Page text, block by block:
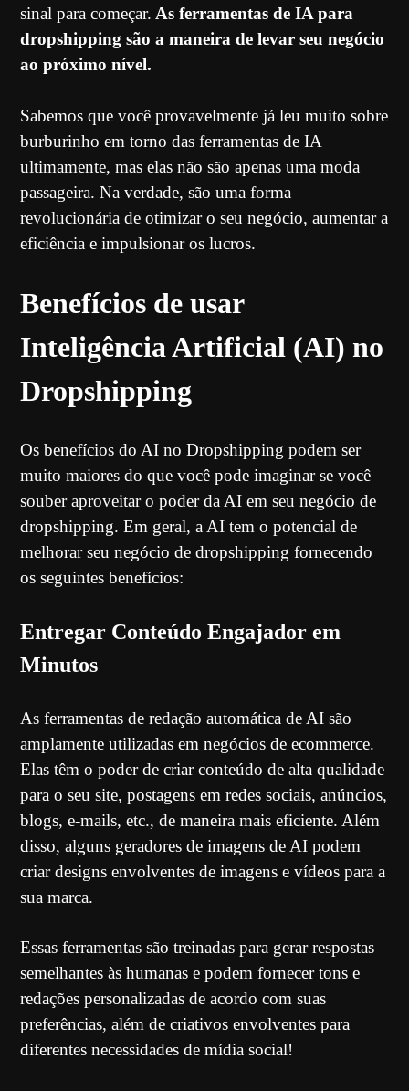
sinal para começar. As ferramentas de IA para
dropshipping são a maneira de levar seu negócio
ao próximo nível.
Sabemos que você provavelmente já leu muito sobre
burburinho em torno das ferramentas de IA
ultimamente, mas elas não são apenas uma moda
passageira. Na verdade, são uma forma
revolucionária de otimizar o seu negócio, aumentar a
eficiência e impulsionar os lucros.
Benefícios de usar
Inteligência Artificial (AI) no
Dropshipping
Os benefícios do AI no Dropshipping podem ser
muito maiores do que você pode imaginar se você
souber aproveitar o poder da AI em seu negócio de
dropshipping. Em geral, a AI tem o potencial de
melhorar seu negócio de dropshipping fornecendo
os seguintes benefícios:
Entregar Conteúdo Engajador em
Minutos
As ferramentas de redação automática de AI são
amplamente utilizadas em negócios de ecommerce.
Elas têm o poder de criar conteúdo de alta qualidade
para o seu site, postagens em redes sociais, anúncios,
blogs, e-mails, etc., de maneira mais eficiente. Além
disso, alguns geradores de imagens de AI podem
criar designs envolventes de imagens e vídeos para a
sua marca.
Essas ferramentas são treinadas para gerar respostas
semelhantes às humanas e podem fornecer tons e
redações personalizadas de acordo com suas
preferências, além de criativos envolventes para
diferentes necessidades de mídia social!